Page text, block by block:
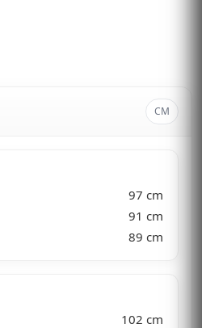
CM
97 cm
91 cm
89 cm
102 cm